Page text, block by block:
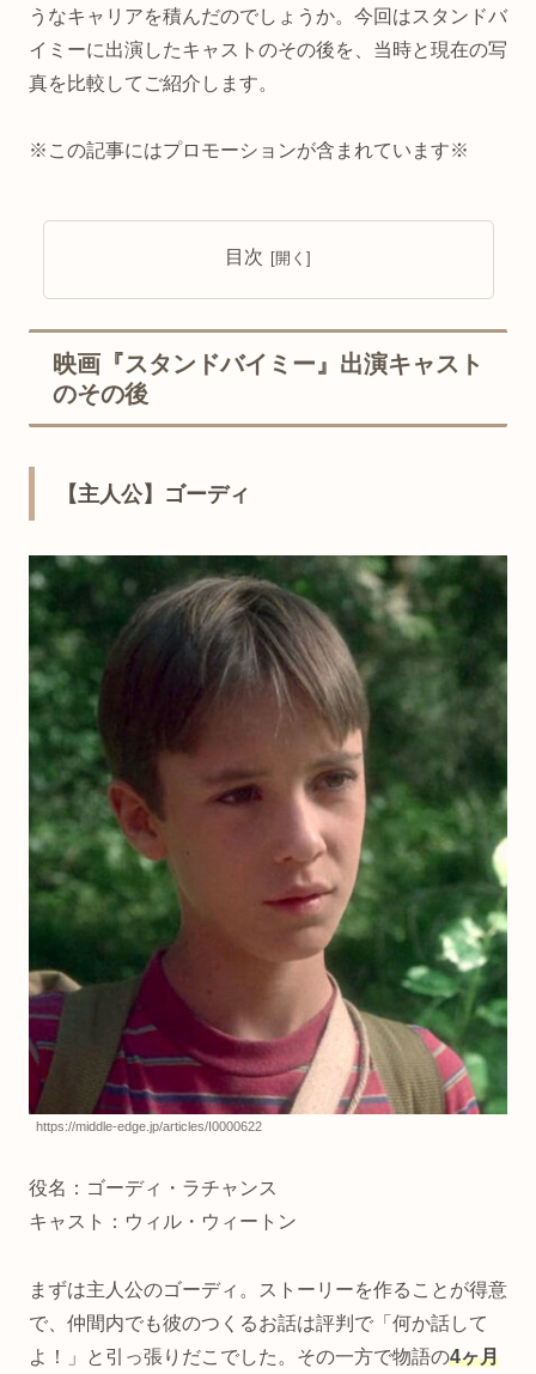
うなキャリアを積んだのでしょうか。今回はスタンドバ
イミーに出演したキャストのその後を、当時と現在の写
真を比較してご紹介します。
※この記事にはプロモーションが含まれています※
目次
映画『スタンドバイミー』出演キャスト
のその後
【主人公】ゴーディ
https://middle-edge.jp/articles/I0000622
役名：ゴーディ・ラチャンス
キャスト：ウィル・ウィートン
まずは主人公のゴーディ。ストーリーを作ることが得意
で、仲間内でも彼のつくるお話は評判で「何か話して
よ！」と引っ張りだこでした。その一方で物語の4ヶ月